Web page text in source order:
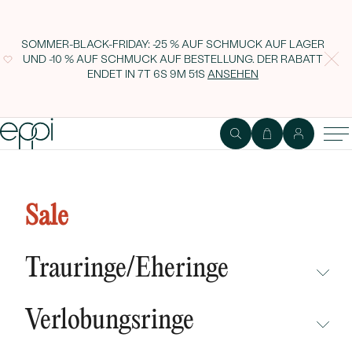
SOMMER-BLACK-FRIDAY: -25 % AUF SCHMUCK AUF LAGER
UND -10 % AUF SCHMUCK AUF BESTELLUNG. DER RABATT
ENDET IN 7T 6S 9M 50S ANSEHEN
Sale
Trauringe/Eheringe
NEUHEITEN
Verlobungsringe
Diamant Caritta